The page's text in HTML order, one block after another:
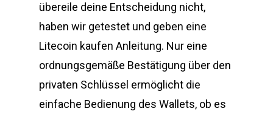
übereile deine Entscheidung nicht,
haben wir getestet und geben eine
Litecoin kaufen Anleitung. Nur eine
ordnungsgemäße Bestätigung über den
privaten Schlüssel ermöglicht die
einfache Bedienung des Wallets, ob es